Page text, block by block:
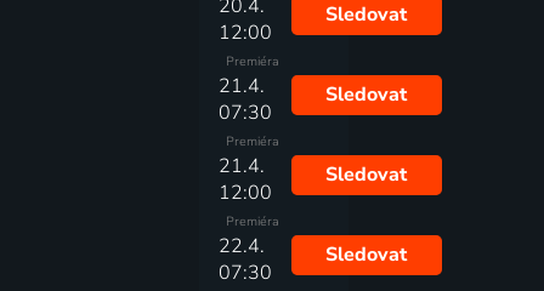
20.4.
12:00
Premiéra
Sledovat
21.4.
07:30
Premiéra
Sledovat
21.4.
12:00
Premiéra
Sledovat
22.4.
07:30
Sledovat